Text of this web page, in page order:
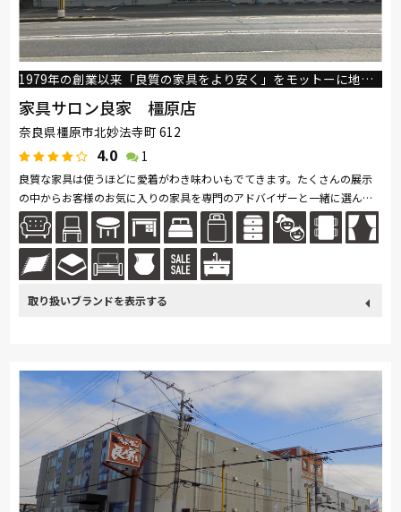
1979年の創業以来「良質の家具をより安く」をモットーに地域のお客様に愛されています
家具サロン良家 橿原店
奈良県橿原市北妙法寺町 612
4.0 1
良質な家具は使うほどに愛着がわき味わいもでてきます。たくさんの展示
の中からお客様のお気に入りの家具を専門のアドバイザーと一緒に選んで
ください 材質・デザイン・色・サイズなど、お客様のご要望をお聞き
し、...続きを読む
SIMMONS 浜本工芸 冨士ファニチア ナガノインテリア
綾野製作所 ドリームベッド Serta TEMPUR
HTLワタリジャパン サンゲツ マルニ木工
PARAMOUNT BED イバタインテリア 高野木工